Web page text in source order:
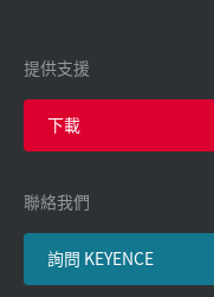
提供支援
下載
聯絡我們
詢問 KEYENCE